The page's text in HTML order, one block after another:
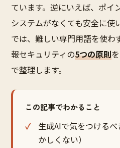
ています。逆にいえば、ポイ
システムがなくても安全に使
では、難しい専門用語を使わ
報セキュリティの5つの原則
で整理します。
この記事でわかること
生成AIで気をつける
かしくない）